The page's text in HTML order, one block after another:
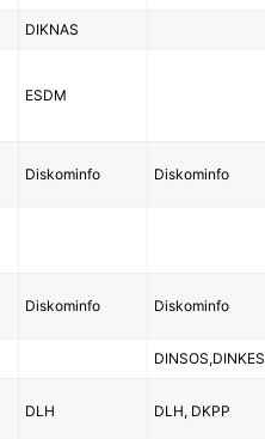
DIKNAS
ESDM
Diskominfo Diskominfo
Diskominfo Diskominfo
DINSOS,DINKES
DLH DLH, DKPP